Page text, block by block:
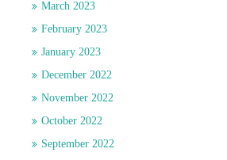
March 2023
February 2023
January 2023
December 2022
November 2022
October 2022
September 2022